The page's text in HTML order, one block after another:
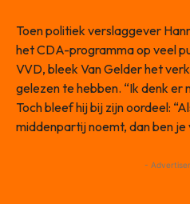
Toen politiek verslaggever
het CDA-programma op veel
VVD, bleek Van Gelder het
gelezen te hebben. “Ik denk er
Toch bleef hij bij zijn oordeel:
middenpartij noemt, dan ben je
-